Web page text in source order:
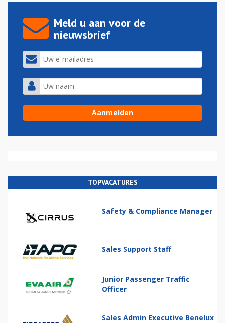
Meld u aan voor de
nieuwsbrief
TOPVACATURES
Safety & Compliance Manager
Sales Support Staff
Junior Passenger Traffic
Officer
Sales Admin Executive Benelux